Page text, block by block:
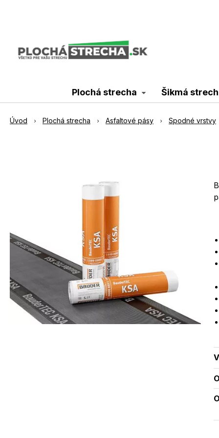
Plochá strecha Šikmá
Úvod Plochá strecha Asfaltové pásy Spodné vrstvy